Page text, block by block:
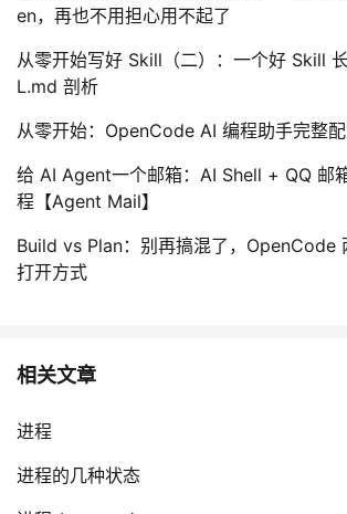
en，再也不用担心用不起了
从零开始写好 Skill（二）：一个好 Skill
L.md 剖析
从零开始：OpenCode AI 编程助手完整
给 AI Agent一个邮箱：AI Shell + QQ 邮
程【Agent Mail】
Build vs Plan：别再搞混了，OpenCode
打开方式
相关文章
进程
进程的几种状态